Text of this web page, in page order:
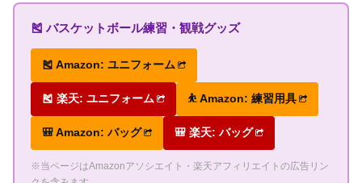
🎽 バスケットボール練習・観戦グッズ
🎽 Amazon: ユニフォーム
🎽 楽天: ユニフォーム ⛹ Amazon: 練習用具
🎒 Amazon: バッグ 🎒 楽天: バッグ
※当ページはAmazonアソシエイト・楽天アフィリエイトの広告リン